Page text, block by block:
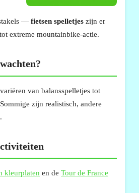
— fietsen spelletjes zijn er
extreme mountainbike-actie.
van balansspelletjes tot
zijn realistisch, andere
kleurplaten en de Tour de France